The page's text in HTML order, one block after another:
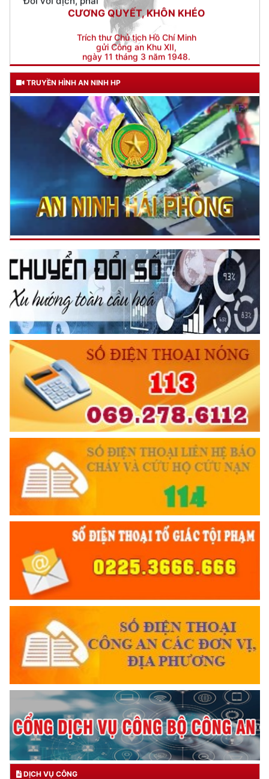
gửi Công an Khu XII,
ngày 11 tháng 3 năm 1948.
TRUYỀN HÌNH AN NINH HP
DỊCH VỤ CÔNG